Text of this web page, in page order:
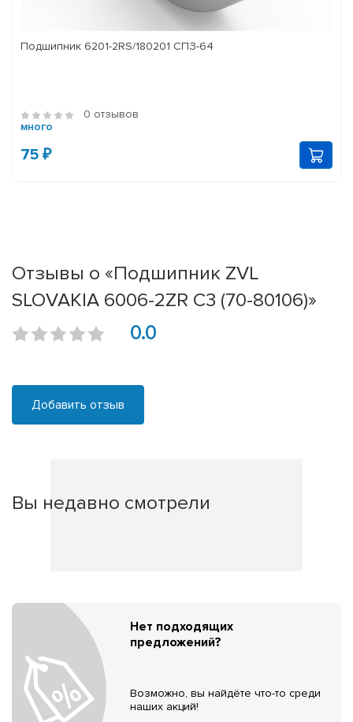
Подшипник 6201-2RS/180201 СПЗ-64
0 отзывов
много
75 ₽
Отзывы о «Подшипник ZVL
SLOVAKIA 6006-2ZR С3 (70-80106)»
0.0
Добавить отзыв
Вы недавно смотрели
Нет подходящих
предложений?
Возможно, вы найдёте что-то среди
наших акций!